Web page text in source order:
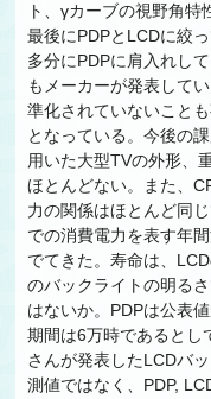
ト、γカーブの視野角特
最後にPDPとLCDに絞
多分にPDPに肩入れし
もメーカーが発表して
準化されていないこと
となっている。今後の
用いた大型TVの外形、
ほとんどない。また、
力の関係はほとんど同
での消費電力を表す年
でてきた。寿命は、
のバックライトの明る
はないか。PDPは公表
期間は6万時であるとし
さんが発表したLCDバ
測値ではなく、PDP,